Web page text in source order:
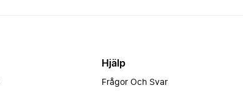
Hjälp
Frågor Och Svar